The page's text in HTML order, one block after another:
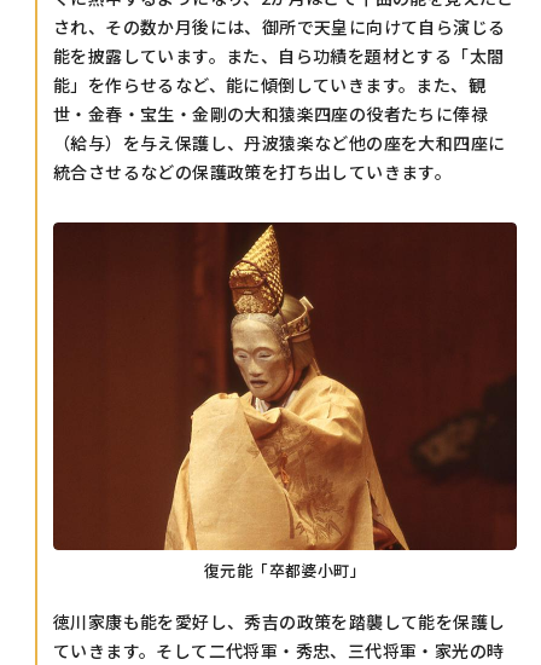
され、その数か月後には、御所で天皇に向けて自ら演じる
能を披露しています。また、自ら功績を題材とする「太閤
能」を作らせるなど、能に傾倒していきます。また、観
世・金春・宝生・金剛の大和猿楽四座の役者たちに俸禄
（給与）を与え保護し、丹波猿楽など他の座を大和四座に
統合させるなどの保護政策を打ち出していきます。
復元能「卒都婆小町」
徳川家康も能を愛好し、秀吉の政策を踏襲して能を保護し
ていきます。そして二代将軍・秀忠、三代将軍・家光の時